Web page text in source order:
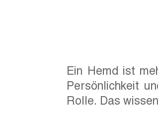
Ein Hemd ist
Persönlichkeit
Rolle. Das